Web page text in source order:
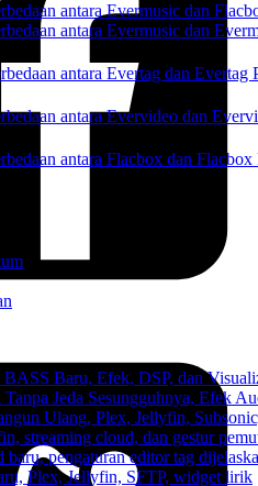
antara Evermusic dan
antara Evermusic dan
antara Evertag dan Evertag
antara Evervideo dan
antara Flacbox dan Flacbox
Baru, Efek, DSP, dan
Tanpa Jeda Sesungguhnya, Efek
Ulang, Plex, Jellyfin,
streaming cloud, dan gestur
pengaturan editor tag
Plex, Jellyfin, SFTP, widget lirik